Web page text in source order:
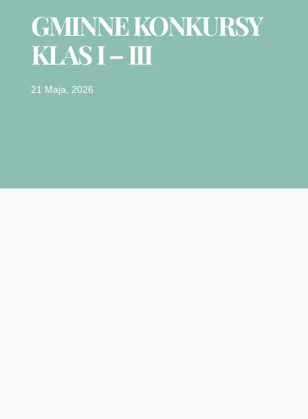
GMINNE KONKURSY
KLAS I – III
21 Maja, 2026